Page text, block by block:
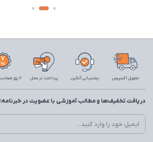
تحویل اکسپرس پشتیبانی آنلاین پرداخت در محل 7 روز ضمانت بازگشت
دریافت تخفیف‌ها و مطالب آموزشی با عضویت در خبرنامه: